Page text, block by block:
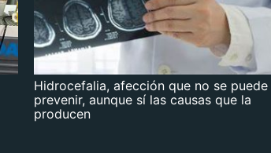
Hidrocefalia, afección que no se puede
prevenir, aunque sí las causas que la
producen